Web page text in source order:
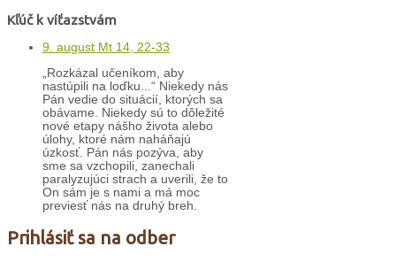
Kľúč k víťazstvám
9. august Mt 14, 22-33
„Rozkázal učeníkom, aby
nastúpili na loďku...“ Niekedy nás
Pán vedie do situácií, ktorých sa
obávame. Niekedy sú to dôležité
nové etapy nášho života alebo
úlohy, ktoré nám naháňajú
úzkosť. Pán nás pozýva, aby
sme sa vzchopili, zanechali
paralyzujúci strach a uverili, že to
On sám je s nami a má moc
previesť nás na druhý breh.
Prihlásiť sa na odber